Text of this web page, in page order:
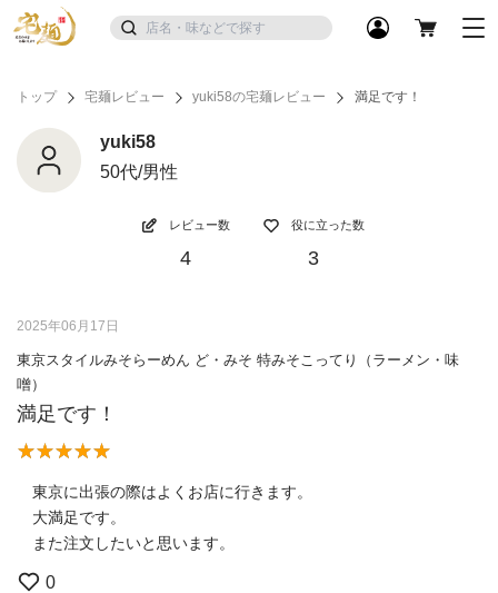
トップ 宅麺レビュー yuki58の宅麺レビュー 満足です！
yuki58
50代/男性
レビュー数
4
役に立った数
3
2025年06月17日
東京スタイルみそらーめん ど・みそ 特みそこってり（ラーメン・味
噌）
満足です！
東京に出張の際はよくお店に行きます。
大満足です。
また注文したいと思います。
0